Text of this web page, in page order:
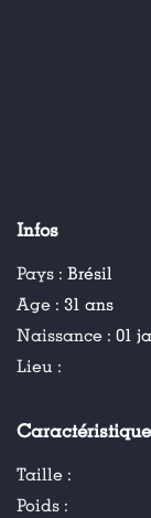
Infos
Pays : Brésil
Age : 31 ans
Naissance : 01
Lieu :
Taille :
Poids :